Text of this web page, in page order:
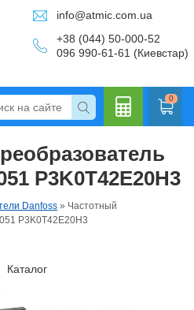
info@atmic.com.ua
+38 (044) 50-000-52
096 990-61-61 (Киевстар)
0
P3K0T42E20H3
Danfoss » Частотный
P3K0T42E20H3
Каталог